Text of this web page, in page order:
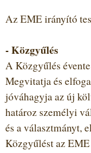
Az EME irányító
- Közgyűlés
A Közgyűlés
Megvitatja és
jóváhagyja az új
határoz személyi
és a választmányt,
Közgyűlést az